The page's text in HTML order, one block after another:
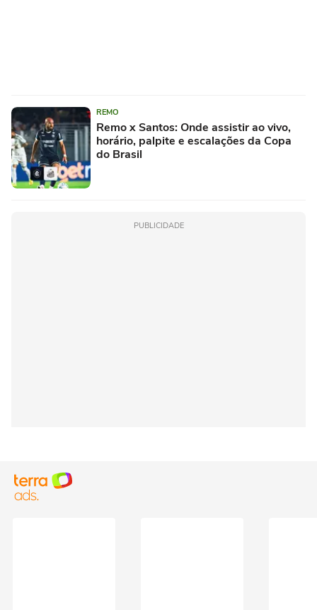
REMO
Remo x Santos: Onde assistir ao vivo,
horário, palpite e escalações da Copa
do Brasil
PUBLICIDADE